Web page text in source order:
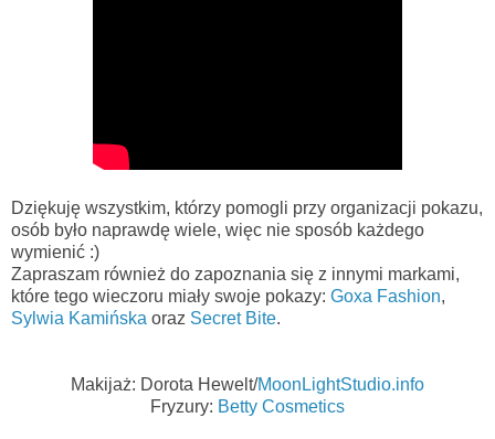
Dziękuję wszystkim, którzy pomogli przy organizacji pokazu,
osób było naprawdę wiele, więc nie sposób każdego
wymienić :)
Zapraszam również do zapoznania się z innymi markami,
które tego wieczoru miały swoje pokazy: Goxa Fashion,
Sylwia Kamińska oraz Secret Bite.
Makijaż: Dorota Hewelt/MoonLightStudio.info
Fryzury: Betty Cosmetics